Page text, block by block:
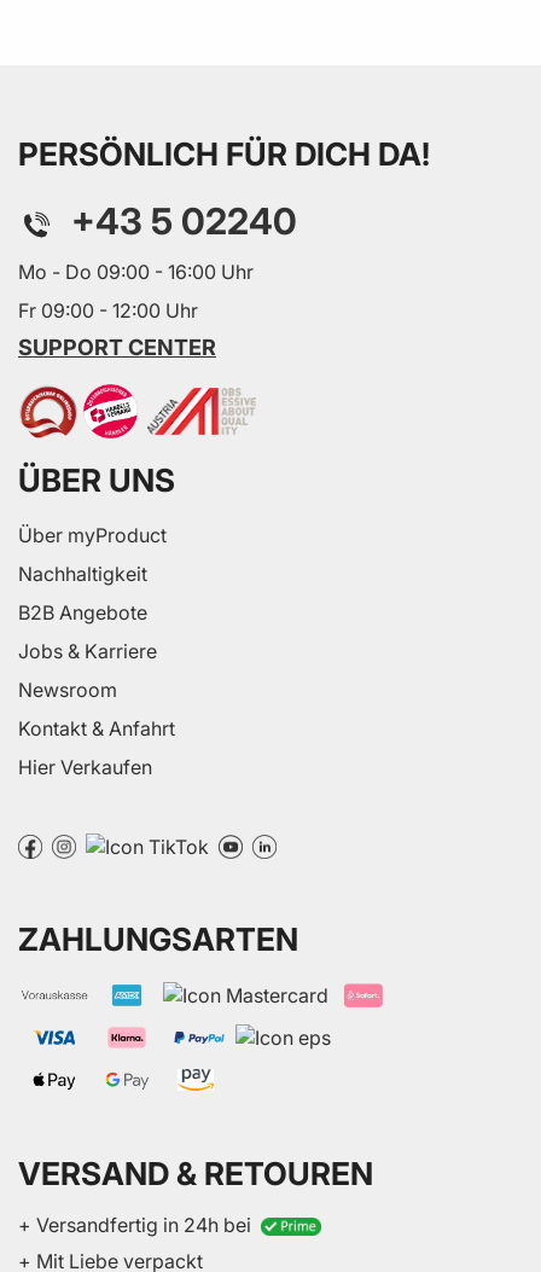
PERSÖNLICH FÜR DICH DA!
+43 5 02240
Mo - Do 09:00 - 16:00 Uhr
Fr 09:00 - 12:00 Uhr
SUPPORT CENTER
ÜBER UNS
Über myProduct
Nachhaltigkeit
B2B Angebote
Jobs & Karriere
Newsroom
Kontakt & Anfahrt
Hier Verkaufen
ZAHLUNGSARTEN
VERSAND & RETOUREN
+ Versandfertig in 24h bei
+ Mit Liebe verpackt